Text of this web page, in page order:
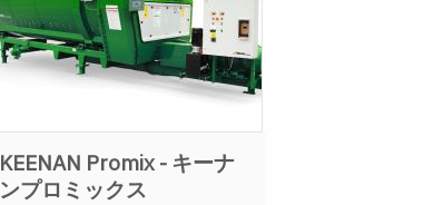
KEENAN Promix - キーナ
ンプロミックス